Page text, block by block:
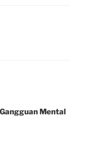
Mental